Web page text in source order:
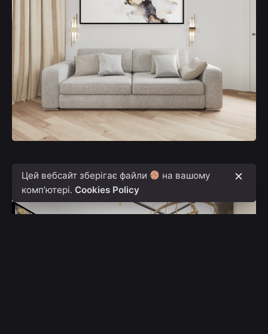
Цей вебсайт зберігає файли
на вашому
комп’ютері. Cookies Policy